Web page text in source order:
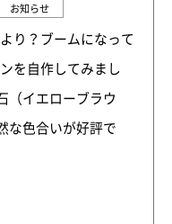
お知らせ
り？ブームになって
を自作してみまし
（イエローブラウ
な色合いが好評で